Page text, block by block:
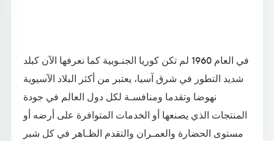
في العام 1960 لم تكن كوريا الجنـوبية كما نعرفها الآن كبلد
شديد التطور في شرق آسيا، يعتبر من أكثر البلاد الآسيوية
نهوضا وتقدما ومنافسـة لكل دول العالم في جودة
المنتجات الذي يصنعها أو الخدمات المتوافرة على أرضه أو
مستوى الحضارة والعمـران والتقدم الظـاهر في كل شبر